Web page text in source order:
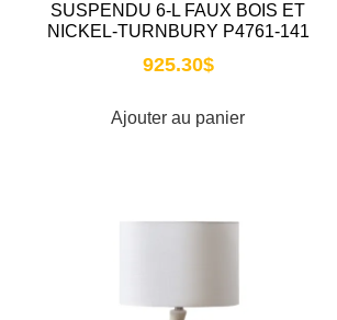
SUSPENDU 6-L FAUX BOIS ET
NICKEL-TURNBURY P4761-141
925.30$
Ajouter au panier